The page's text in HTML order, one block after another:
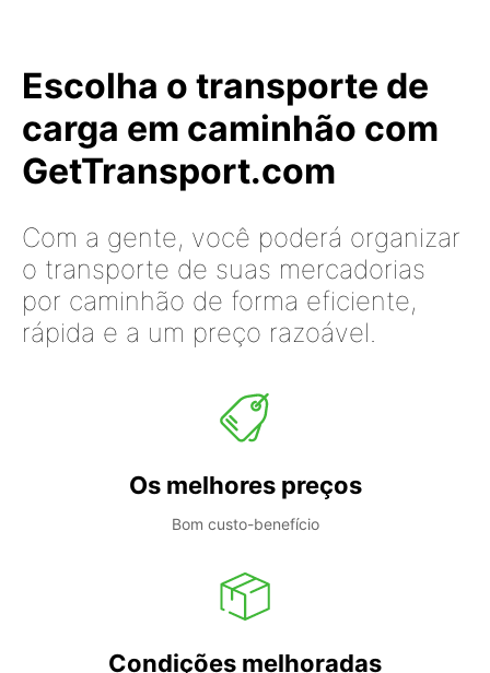
Escolha o transporte de
carga em caminhão com
GetTransport.com
Com a gente, você poderá organizar
o transporte de suas mercadorias
por caminhão de forma eficiente,
rápida e a um preço razoável.
Os melhores preços
Bom custo-benefício
Condições melhoradas